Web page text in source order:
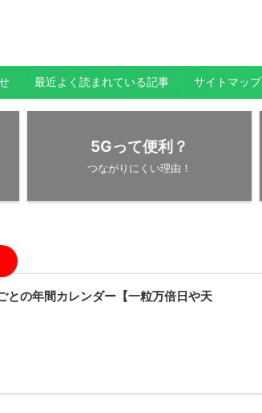
最近よく読まれている記事 サイトマップ
5Gって便利？
つながりにくい理由！
との年間カレンダー【一粒万倍日や天